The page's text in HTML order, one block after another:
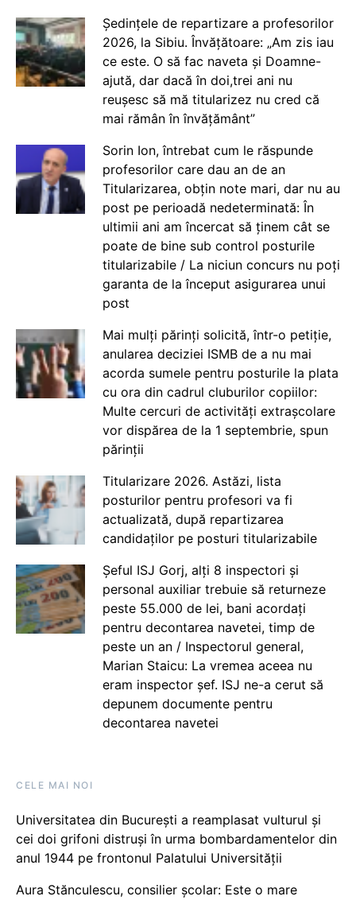
Ședințele de repartizare a profesorilor
2026, la Sibiu. Învățătoare: „Am zis iau
ce este. O să fac naveta și Doamne-
ajută, dar dacă în doi,trei ani nu
reușesc să mă titularizez nu cred că
mai rămân în învățământ”
Sorin Ion, întrebat cum le răspunde
profesorilor care dau an de an
Titularizarea, obțin note mari, dar nu au
post pe perioadă nedeterminată: În
ultimii ani am încercat să ținem cât se
poate de bine sub control posturile
titularizabile / La niciun concurs nu poți
garanta de la început asigurarea unui
post
Mai mulți părinți solicită, într-o petiție,
anularea deciziei ISMB de a nu mai
acorda sumele pentru posturile la plata
cu ora din cadrul cluburilor copiilor:
Multe cercuri de activități extrașcolare
vor dispărea de la 1 septembrie, spun
părinții
Titularizare 2026. Astăzi, lista
posturilor pentru profesori va fi
actualizată, după repartizarea
candidaților pe posturi titularizabile
Șeful ISJ Gorj, alți 8 inspectori și
personal auxiliar trebuie să returneze
peste 55.000 de lei, bani acordați
pentru decontarea navetei, timp de
peste un an / Inspectorul general,
Marian Staicu: La vremea aceea nu
eram inspector șef. ISJ ne-a cerut să
depunem documente pentru
decontarea navetei
CELE MAI NOI
Universitatea din București a reamplasat vulturul și
cei doi grifoni distruși în urma bombardamentelor din
anul 1944 pe frontonul Palatului Universității
Aura Stănculescu, consilier școlar: Este o mare